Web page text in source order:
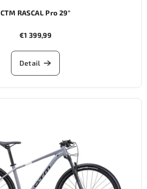
CTM RASCAL Pro 29"
€1 399,99
Detail